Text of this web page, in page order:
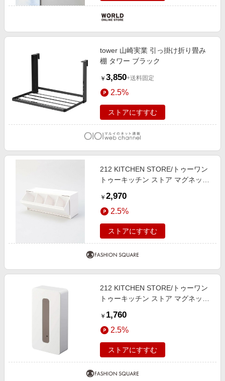
tower 山崎実業 引っ掛け折り畳み
棚 タワー ブラック
￥ 3,850+送料固定
2.5%
ストアにすすむ
212 KITCHEN STORE/トゥーワン
トゥーキッチン ストア マグネット
実業 ＜tower タワー＞ その他
00(FREE)
￥ 2,970
2.5%
ストアにすすむ
212 KITCHEN STORE/トゥーワン
トゥーキッチン ストア マグネット
山崎実業 ＜tower タワー＞ ホワイ
ト(879) 00(FREE)
￥ 1,760
2.5%
ストアにすすむ